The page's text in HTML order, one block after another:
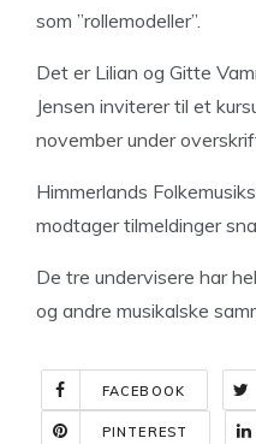
som ”rollemodeller”.
Det er Lilian og Gitte
Jensen inviterer til et
november under
Himmerlands
modtager tilmeldinger
De tre undervisere har
og andre musikalske
FACEBOOK
PINTEREST